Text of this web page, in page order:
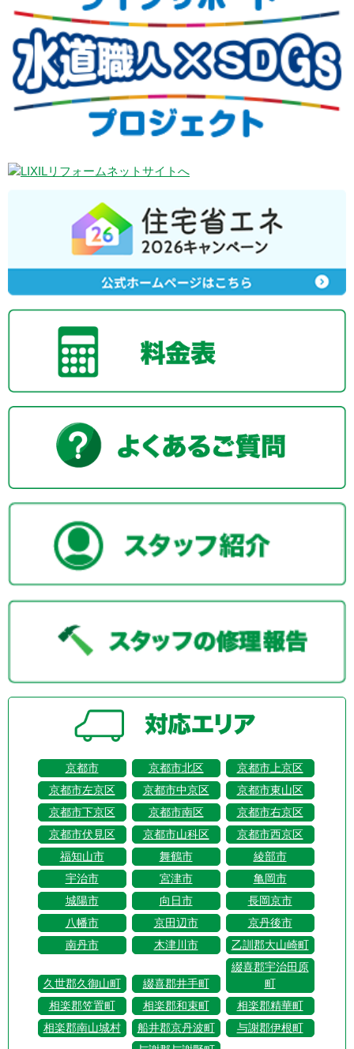
京都市 京都市北区
京都市上京区
京都市左京区
京都市中京区
京都市東山区
京都市下京区
京都市南区
京都市右京区
京都市伏見区
京都市山科区
京都市西京区
福知山市
舞鶴市
綾部市
宇治市
宮津市
亀岡市
城陽市
向日市
長岡京市
八幡市
京田辺市
京丹後市
南丹市
木津川市 乙訓郡大山崎町
久世郡久御山町 綴喜郡井手町
綴喜郡宇治田原
町
相楽郡笠置町
相楽郡和束町
相楽郡精華町
相楽郡南山城村
船井郡京丹波町
与謝郡伊根町